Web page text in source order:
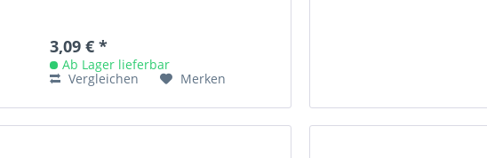
3,09 € *
Ab Lager lieferbar
Vergleichen
Merken